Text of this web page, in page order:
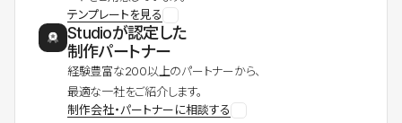
テンプレートを見る
Studioが認定した
制作パートナー
経験豊富な200以上のパートナーから、
最適な一社をご紹介します。
制作会社・パートナーに相談する